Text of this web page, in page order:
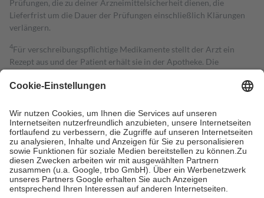
Prüfungen, die zu deiner Arzneimittelsicherheit dienen, die
Lieferfrist um die Dauer der Prüfungen einschließlich Klärungen
verlängern.
4Für verschreibungspflichtige Medikamente stellt der Arzt ein
Rezept aus und der Patient erhält sie in der Apotheke. Die
Kosten dafür, der Versicherte trägt einen Teil davon als Zuzahlung
Grundsätzlich leisten Mitglieder Zuzahlungen in Höhe von zehn
Prozent des Abgabepreises,mindestensjedochfünf Euround
höchstens zehn Euro.Es sind jedoch nie mehr als die tatsächlichen
Kosten der Leistung zu entrichten.
Diese Regeln gelten grundsätzlich auch für Online-Apotheken.
Bei Heilmitteln und häuslicher Krankenpflege beträgt die
Zuzahlung zehn Prozent der Kosten sowie zehn Euro je